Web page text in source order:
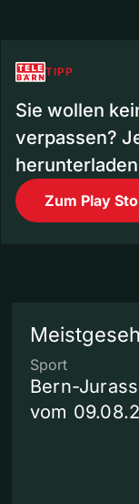
TIPP
Sie wollen
verpassen?
Zum Play
Sport
Bern-
vom